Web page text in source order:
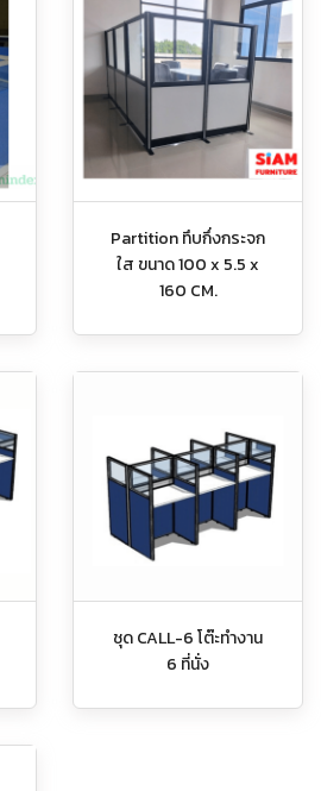
Partition ทึบกึ่งกระจก
ใส ขนาด 100 x 5.5 x
160 CM.
ชุด CALL-6 โต๊ะทำงาน
6 ที่นั่ง